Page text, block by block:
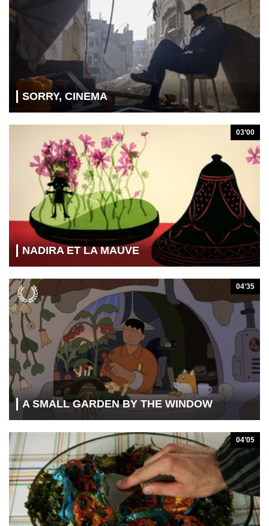
SORRY, CINEMA
NADIRA ET LA MAUVE
03’00
A SMALL GARDEN BY THE WINDOW
04’35
04’05